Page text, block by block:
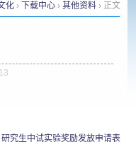
化 › 下载中心 › 其他资料 › 正文
研究生中试实验奖励发放申请表